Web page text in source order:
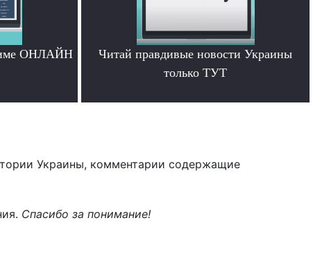
ОНЛАЙН
Читай правдивые новости Украины
только ТУТ
Украины, комментарии содержащие
Спасибо за понимание!